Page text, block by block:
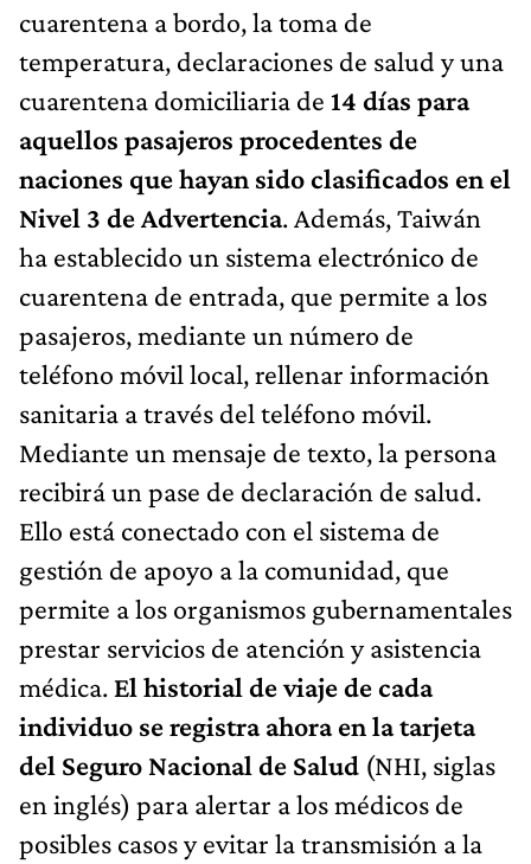
cuarentena a bordo, la toma de
temperatura, declaraciones de salud y una
cuarentena domiciliaria de 14 días para
aquellos pasajeros procedentes de
naciones que hayan sido clasificados en el
Nivel 3 de Advertencia. Además, Taiwán
ha establecido un sistema electrónico de
cuarentena de entrada, que permite a los
pasajeros, mediante un número de
teléfono móvil local, rellenar información
sanitaria a través del teléfono móvil.
Mediante un mensaje de texto, la persona
recibirá un pase de declaración de salud.
Ello está conectado con el sistema de
gestión de apoyo a la comunidad, que
permite a los organismos gubernamentales
prestar servicios de atención y asistencia
médica. El historial de viaje de cada
individuo se registra ahora en la tarjeta
del Seguro Nacional de Salud (NHI, siglas
en inglés) para alertar a los médicos de
posibles casos y evitar la transmisión a la